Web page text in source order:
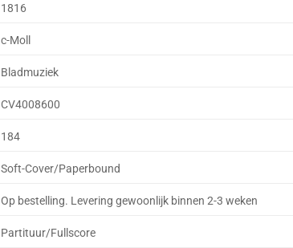
1816
c-Moll
Bladmuziek
CV4008600
184
Soft-Cover/Paperbound
Op bestelling. Levering gewoonlijk binnen 2-3 weken
Partituur/Fullscore